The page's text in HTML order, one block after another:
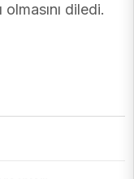
diledi.